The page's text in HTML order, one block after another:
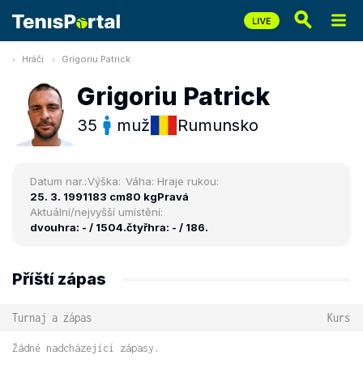
Hráči Grigoriu Patrick
Grigoriu Patrick
35 muž Rumunsko
Datum nar.:
25. 3. 1991
Výška:
183 cm
Váha:
80 kg
Hraje rukou:
Pravá
Aktuální/nejvyšší umístění:
dvouhra: - / 1504.čtyřhra: - / 186.
Příští zápas
Turnaj a zápas Kurs
Žádné nadcházející zápasy.